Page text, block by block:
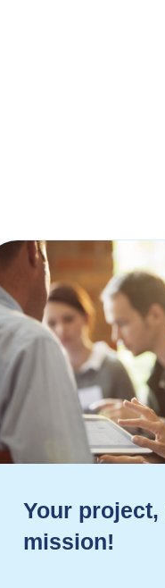
Your project,
mission!